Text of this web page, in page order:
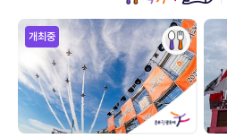
개최중